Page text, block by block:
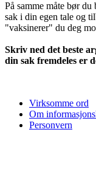
På samme måte bør
sak i din egen tale og
"vaksinerer" du deg
Skriv ned det beste
din sak fremdeles er
Virksomme ord
Om
Personvern